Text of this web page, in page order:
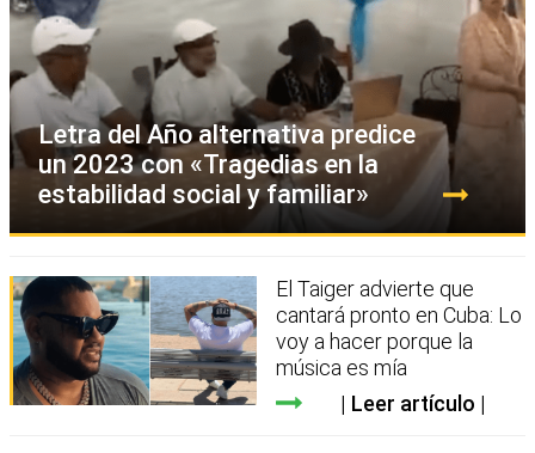
Letra del Año alternativa predice
un 2023 con «Tragedias en la
estabilidad social y familiar»
El Taiger advierte que
cantará pronto en Cuba: Lo
voy a hacer porque la
música es mía
Leer artículo